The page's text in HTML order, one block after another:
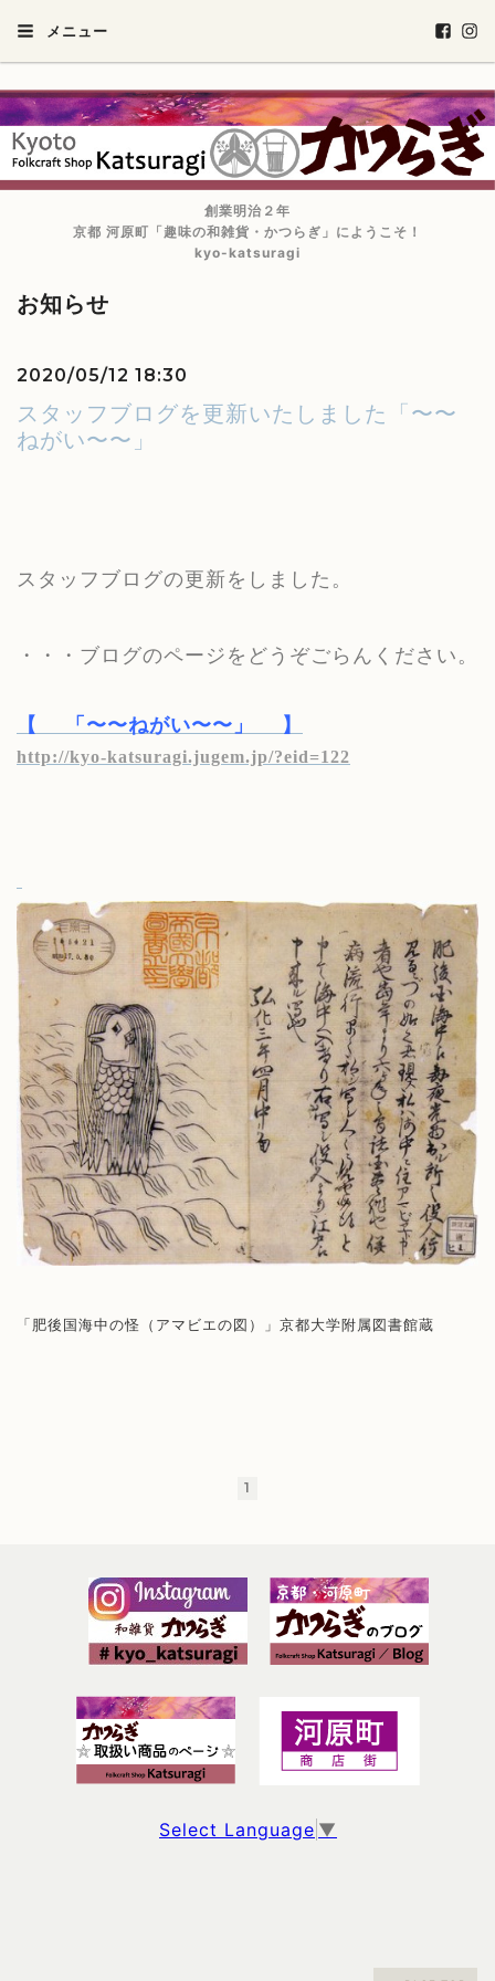
メニュー
創業明治２年
京都 河原町「趣味の和雑貨・かつらぎ」にようこそ！
kyo-katsuragi
お知らせ
2020/05/12 18:30
スタッフブログを更新いたしました「〜〜
ねがい〜〜」
スタッフブログの更新をしました。
・・・ブログのページをどうぞごらんください。
【 「〜〜ねがい〜〜」 】
http://kyo-katsuragi.jugem.jp/?eid=122
「肥後国海中の怪（アマビエの図）」京都大学附属図書館蔵
1
Select Language ▼